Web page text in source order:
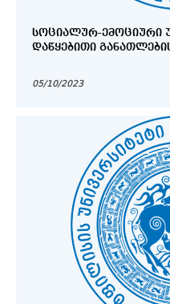
ᲡᲝᲪᲘᲐᲚᲣᲠ-ᲔᲛᲝᲪᲘᲣᲠᲘ
05/10/2023